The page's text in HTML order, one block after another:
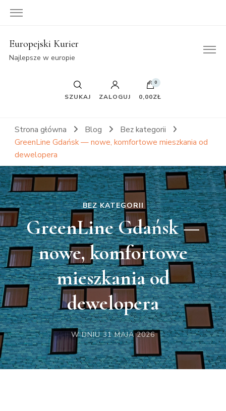
Europejski Kurier
Najlepsze w europie
SZUKAJ ZALOGUJ
0
0,00ZŁ
Strona główna Blog
Bez kategorii
GreenLine Gdańsk — nowe, komfortowe mieszkania od
dewelopera
BEZ KATEGORII
GreenLine Gdańsk —
nowe, komfortowe
mieszkania od
dewelopera
W DNIU31 MAJA 2026